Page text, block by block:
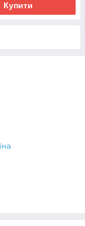
Купити